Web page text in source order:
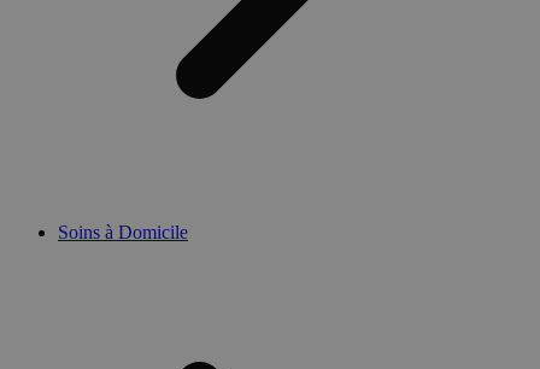
Soins à Domicile